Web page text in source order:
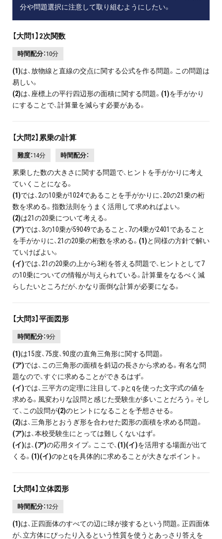
分や問題選択に注意して取り組むようにしたい。
【大問1】2次関数
時間配分：10分
(1)は、放物線と直線の交点に関する公式を作る問題。この問題は
易しい。
(2)は、座標上の平行四辺形の面積に関する問題。 (1)を手がかり
にすることで、計算量を減らす必要がある。
【大問2】累乗の計算
難度：14分 時間配分：
累乗した数の大きさに関する問題で、ヒントを手がかりに考え
ていくことになる。
(1)では、2の10乗が1024であることを手がかりに、20の21乗の桁
数を求める。指数法則をうまく活用して求めればよい。
(2)は21の20乗について考える。
(ア)では、3の10乗が59049であること、7の4乗が2401であること
を手がかりに、21の20乗の桁数を求める。 (1)と同様の方針で解い
ていけばよい。
(イ)では、21の20乗の上から3桁を答える問題で、ヒントとして7
の10乗についての情報が与えられている。計算量をなるべく減
らしたいところだが、かなり面倒な計算が必要になる。
【大問3】平面図形
時間配分： 9分
(1)は15度、75度、90度の直角三角形に関する問題。
(ア)では、この三角形の面積を斜辺の長さから求める。有名な問
題なので、すぐに求めることができるはず。
(イ)では、三平方の定理に注目して、pとqを使った文字式の値を
求める。風変わりな設問と感じた受験生が多いことだろう。そし
て、この設問が(2)のヒントになることを予想させる。
(2)は、三角形とおうぎ形を合わせた図形の面積を求める問題。
(ア)は、本校受験生にとっては難しくないはず。
(イ)は、 (ア)の応用タイプ。ここで、 (1)(イ)を活用する場面が出て
くる。 (1)(イ)のpとqを具体的に求めることが大きなポイント。
【大問4】立体図形
時間配分：12分
(1)は、正四面体のすべての辺に球が接するという問題。正四面体
が、立方体にぴったり入るという性質を使うとあっさり答えを